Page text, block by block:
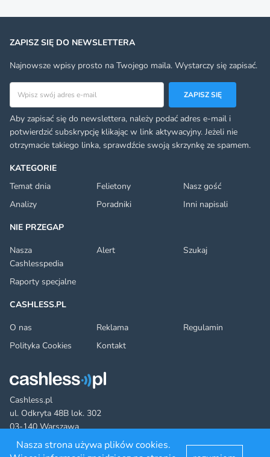
Cashless.pl
ul. Odkryta 48B lok. 302
03-140 Warszawa
KATEGORIE
Temat dnia
Felietony
Nasz gość
Analizy
Poradniki
Inni napisali
NIE PRZEGAP
Nasza
Cashlesspedia
Alert Szukaj
Raporty specjalne
CASHLESS.PL
O nas
Reklama
Regulamin
Polityka Cookies
Kontakt
ZAPISZ SIĘ DO NEWSLETTERA
Najnowsze wpisy prosto na Twojego maila. Wystarczy się zapisać.
Adres email
ZAPISZ SIĘ
Aby zapisać się do newslettera, należy podać adres e-mail i
potwierdzić subskrypcję klikając w link aktywacyjny. Jeżeli nie
otrzymacie takiego linka, sprawdźcie swoją skrzynkę ze spamem.
Nasza strona używa plików cookies.